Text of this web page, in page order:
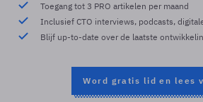
Toegang tot 3 PRO artikelen per maand
Inclusief CTO interviews, podcasts,
Blijf up-to-date over de laatste
Word gratis lid en lees